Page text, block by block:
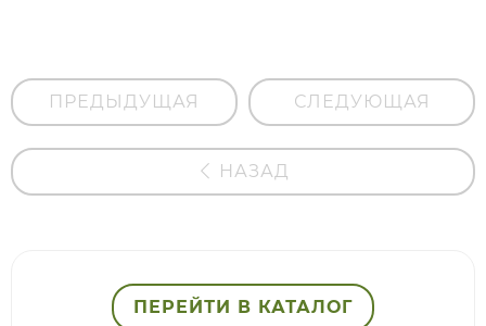
ПРЕДЫДУЩАЯ СЛЕДУЮЩАЯ
НАЗАД
ПЕРЕЙТИ В КАТАЛОГ